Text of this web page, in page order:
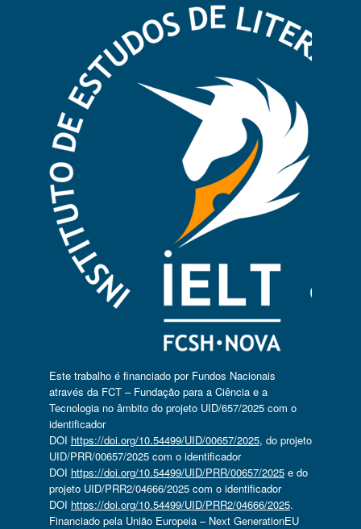
Este trabalho é financiado por Fundos Nacionais
através da FCT – Fundação para a Ciência e a
Tecnologia no âmbito do projeto UID/657/2025 com o
identificador
DOI https://doi.org/10.54499/UID/00657/2025, do projeto
UID/PRR/00657/2025 com o identificador
DOI https://doi.org/10.54499/UID/PRR/00657/2025e do
projeto UID/PRR2/04666/2025 com o identificador
DOI https://doi.org/10.54499/UID/PRR2/04666/2025.
Financiado pela União Europeia – Next GenerationEU